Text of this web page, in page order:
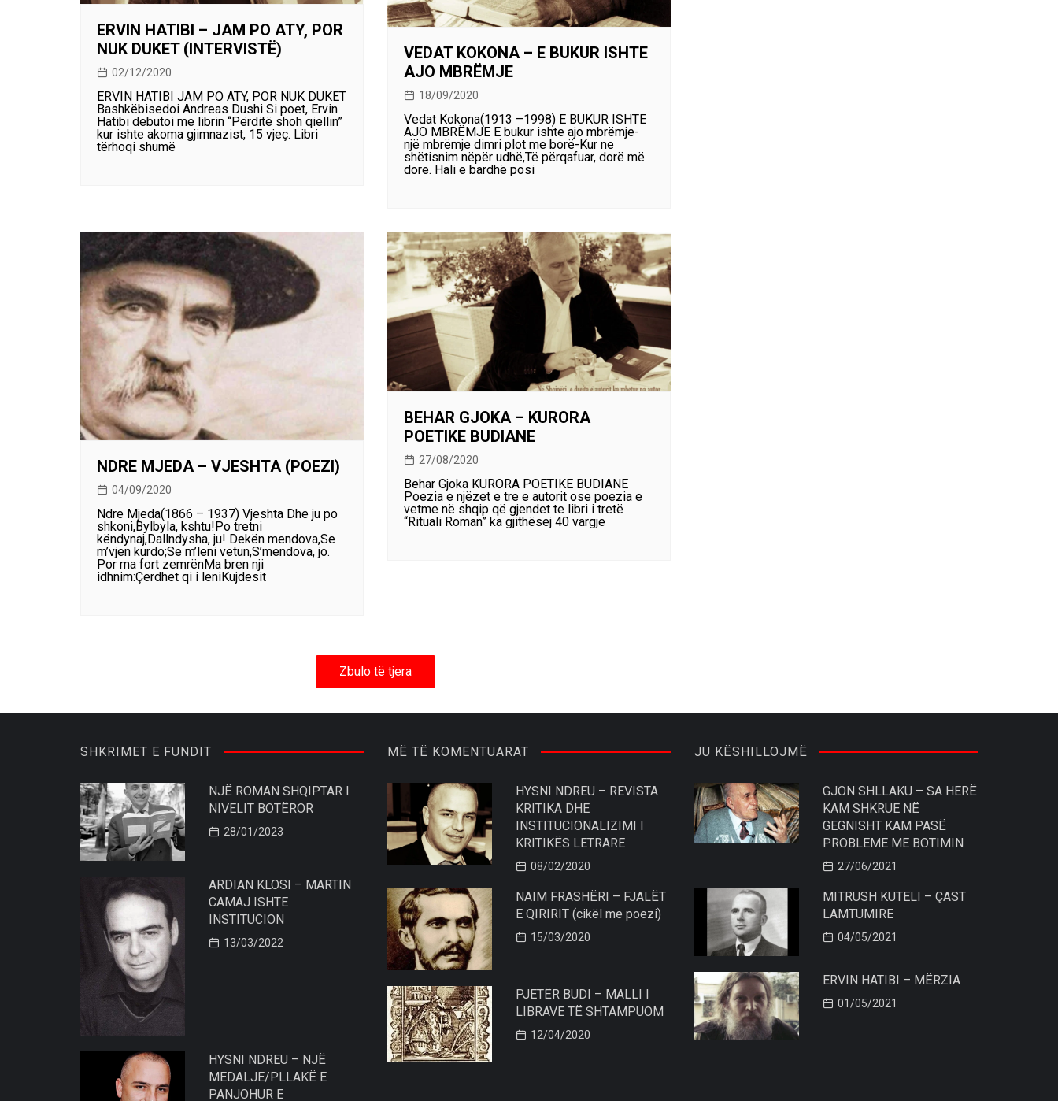
ERVIN HATIBI – JAM PO ATY, POR
NUK DUKET (INTERVISTË)
02/12/2020
ERVIN HATIBI JAM PO ATY, POR NUK DUKET
Bashkëbisedoi Andreas Dushi Si poet, Ervin
Hatibi debutoi me librin “Përditë shoh qiellin”
kur ishte akoma gjimnazist, 15 vjeç. Libri
tërhoqi shumë
VEDAT KOKONA – E BUKUR ISHTE
AJO MBRËMJE
18/09/2020
Vedat Kokona(1913 –1998) E BUKUR ISHTE
AJO MBRËMJE E bukur ishte ajo mbrëmje-
një mbrëmje dimri plot me borë-Kur ne
shëtisnim nëpër udhë,Të përqafuar, dorë më
dorë. Hali e bardhë posi
NDRE MJEDA – VJESHTA (POEZI)
04/09/2020
Ndre Mjeda(1866 – 1937) Vjeshta Dhe ju po
shkoni,Bylbyla, kshtu!Po tretni
këndynaj,Dallndysha, ju! Dekën mendova,Se
m’vjen kurdo;Se m’leni vetun,S’mendova, jo.
Por ma fort zemrënMa bren nji
idhnim:Çerdhet qi i leniKujdesit
BEHAR GJOKA – KURORA
POETIKE BUDIANE
27/08/2020
Behar Gjoka KURORA POETIKE BUDIANE
Poezia e njëzet e tre e autorit ose poezia e
vetme në shqip që gjendet te libri i tretë
“Rituali Roman” ka gjithësej 40 vargje
Zbulo të tjera
SHKRIMET E FUNDIT
NJË ROMAN SHQIPTAR I
NIVELIT BOTËROR
28/01/2023
ARDIAN KLOSI – MARTIN
CAMAJ ISHTE
INSTITUCION
13/03/2022
HYSNI NDREU – NJË
MEDALJE/PLLAKË E
PANJOHUR E
MË TË KOMENTUARAT
HYSNI NDREU – REVISTA
KRITIKA DHE
INSTITUCIONALIZIMI I
KRITIKËS LETRARE
08/02/2020
NAIM FRASHËRI – FJALËT
E QIRIRIT (cikël me poezi)
15/03/2020
PJETËR BUDI – MALLI I
LIBRAVE TË SHTAMPUOM
12/04/2020
JU KËSHILLOJMË
GJON SHLLAKU – SA HERË
KAM SHKRUE NË
GEGNISHT KAM PASË
PROBLEME ME BOTIMIN
27/06/2021
MITRUSH KUTELI – ÇAST
LAMTUMIRE
04/05/2021
ERVIN HATIBI – MËRZIA
01/05/2021